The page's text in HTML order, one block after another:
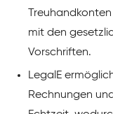
mit den
Vorschriften.
LegalE
Rechnungen